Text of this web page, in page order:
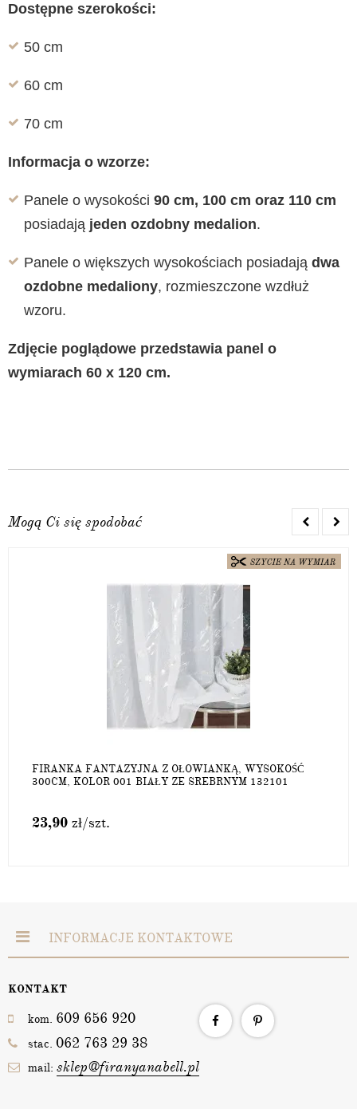
Dostępne szerokości:
50 cm
60 cm
70 cm
Informacja o wzorze:
Panele o wysokości 90 cm, 100 cm oraz 110 cm
posiadają jeden ozdobny medalion.
Panele o większych wysokościach posiadają dwa
ozdobne medaliony, rozmieszczone wzdłuż
wzoru.
Zdjęcie poglądowe przedstawia panel o
wymiarach 60 x 120 cm.
Mogą Ci się spodobać
FIRANKA FANTAZYJNA Z OŁOWIANKĄ, WYSOKOŚĆ
300CM, KOLOR 001 BIAŁY ZE SREBRNYM 132101
23,90 zł/szt.
INFORMACJE KONTAKTOWE
KONTAKT
kom. 609 656 920
stac. 062 763 29 38
mail: sklep@firanyanabell.pl